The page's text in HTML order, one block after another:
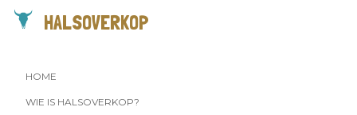
HALSOVERKOP
HOME
WIE IS HALSOVERKOP?